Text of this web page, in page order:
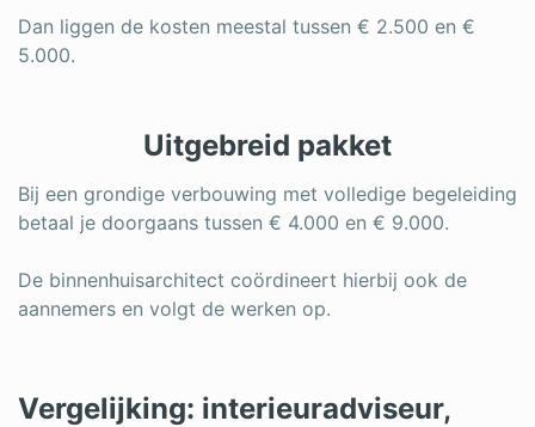
Dan liggen de kosten meestal tussen € 2.500 en €
5.000.
Uitgebreid pakket
Bij een grondige verbouwing met volledige begeleiding
betaal je doorgaans tussen € 4.000 en € 9.000.
De binnenhuisarchitect coördineert hierbij ook de
aannemers en volgt de werken op.
Vergelijking: interieuradviseur,